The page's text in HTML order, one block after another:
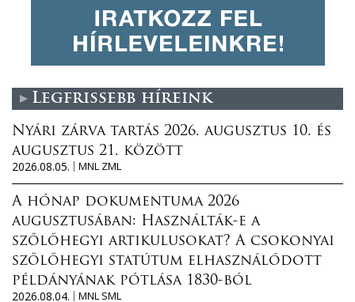
Legfrissebb híreink
Nyári zárva tartás 2026. augusztus 10. és
augusztus 21. között
2026.08.05.
MNL ZML
A hónap dokumentuma 2026
augusztusában: Használták-e a
szőlőhegyi artikulusokat? A csokonyai
szőlőhegyi statútum elhasználódott
példányának pótlása 1830-ból
2026.08.04.
MNL SML